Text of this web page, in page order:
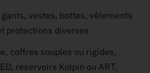
gants, vestes, bottes, vêtements
protections diverses
coffres souples ou rigides,
réservoirs Kolpin ou ART,